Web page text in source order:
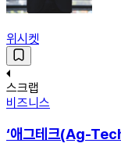
위시켓
스크랩
비즈니스
‘애그테크(Ag-